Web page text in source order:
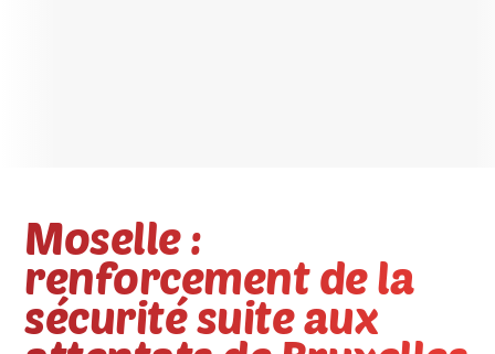
Moselle :
renforcement de la
sécurité suite aux